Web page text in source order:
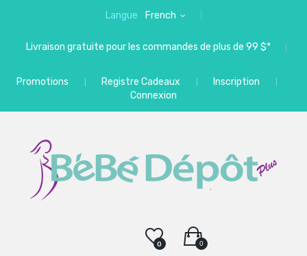
Langue French
Livraison gratuite pour les commandes de plus de 99 $*
Promotions Registre Cadeaux
Inscription
Connexion
0
0